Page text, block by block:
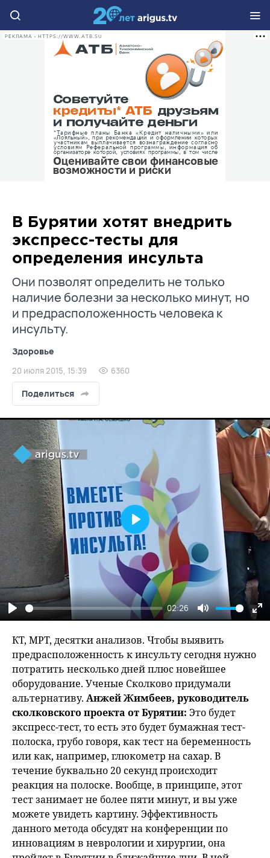
РЕКЛАМА • HTTPS://WWW.ATB.SU
В Бурятии хотят внедрить
экспресс-тесты для
определения инсульта
Они позволят определить не только
наличие болезни за несколько минут, но
и предрасположенность человека к
инсульту.
Здоровье
20 июля 2015, 15:39 6360
Поделиться
Play
02:26
Mute
Play
КТ, МРТ, десятки анализов. Чтобы выявить
предрасположенность к инсульту сегодня нужно
потратить несколько дней плюс новейшее
оборудование. Ученые Сколково придумали
альтернативу. Анжей Жимбеев, руководитель
сколковского проекта от Бурятии: Это будет
экспресс-тест, то есть это будет бумажная тест-
полоска, грубо говоря, как тест на беременность
или как, например, глюкометр на сахар. В
течение буквально 20 секунд происходит
реакция на полоске. Вообще, в принципе, этот
тест занимает не более пяти минут, и вы уже
можете увидеть картину. Эффективность
данного метода обсудят на конференции по
инновациям в неврологии и хирургии, она